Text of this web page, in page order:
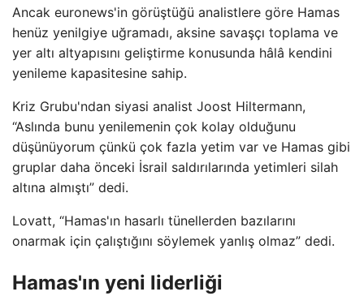
Ancak euronews'in görüştüğü analistlere göre Hamas
henüz yenilgiye uğramadı, aksine savaşçı toplama ve
yer altı altyapısını geliştirme konusunda hâlâ kendini
yenileme kapasitesine sahip.
Kriz Grubu'ndan siyasi analist Joost Hiltermann,
“Aslında bunu yenilemenin çok kolay olduğunu
düşünüyorum çünkü çok fazla yetim var ve Hamas gibi
gruplar daha önceki İsrail saldırılarında yetimleri silah
altına almıştı” dedi.
Lovatt, “Hamas'ın hasarlı tünellerden bazılarını
onarmak için çalıştığını söylemek yanlış olmaz” dedi.
Hamas'ın yeni liderliği